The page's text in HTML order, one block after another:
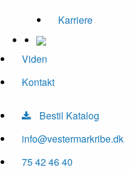
Karriere
Viden
Kontakt
Bestil Katalog
info@vestermarkribe.dk
75 42 46 40